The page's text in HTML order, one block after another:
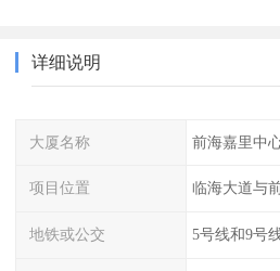
详细说明
大厦名称 前海嘉里中
项目位置 临海大道与
地铁或公交 5号线和9号